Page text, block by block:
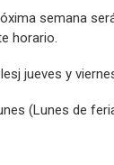
semana
horario.
jueves y
(Lunes de